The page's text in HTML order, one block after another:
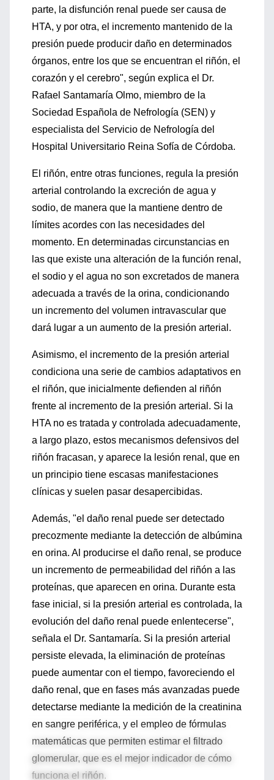
parte, la disfunción renal puede ser causa de
HTA, y por otra, el incremento mantenido de la
presión puede producir daño en determinados
órganos, entre los que se encuentran el riñón, el
corazón y el cerebro", según explica el Dr.
Rafael Santamaría Olmo, miembro de la
Sociedad Española de Nefrología (SEN) y
especialista del Servicio de Nefrología del
Hospital Universitario Reina Sofía de Córdoba.
El riñón, entre otras funciones, regula la presión
arterial controlando la excreción de agua y
sodio, de manera que la mantiene dentro de
límites acordes con las necesidades del
momento. En determinadas circunstancias en
las que existe una alteración de la función renal,
el sodio y el agua no son excretados de manera
adecuada a través de la orina, condicionando
un incremento del volumen intravascular que
dará lugar a un aumento de la presión arterial.
Asimismo, el incremento de la presión arterial
condiciona una serie de cambios adaptativos en
el riñón, que inicialmente defienden al riñón
frente al incremento de la presión arterial. Si la
HTA no es tratada y controlada adecuadamente,
a largo plazo, estos mecanismos defensivos del
riñón fracasan, y aparece la lesión renal, que en
un principio tiene escasas manifestaciones
clínicas y suelen pasar desapercibidas.
Además, "el daño renal puede ser detectado
precozmente mediante la detección de albúmina
en orina. Al producirse el daño renal, se produce
un incremento de permeabilidad del riñón a las
proteínas, que aparecen en orina. Durante esta
fase inicial, si la presión arterial es controlada, la
evolución del daño renal puede enlentecerse",
señala el Dr. Santamaría. Si la presión arterial
persiste elevada, la eliminación de proteínas
puede aumentar con el tiempo, favoreciendo el
daño renal, que en fases más avanzadas puede
detectarse mediante la medición de la creatinina
en sangre periférica, y el empleo de fórmulas
matemáticas que permiten estimar el filtrado
glomerular, que es el mejor indicador de cómo
funciona el riñón.